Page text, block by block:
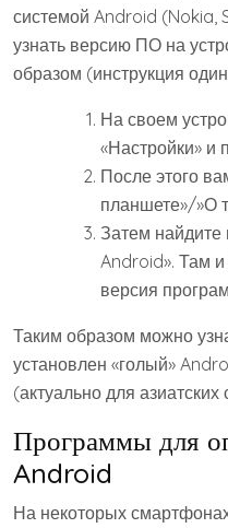
системой Android (Nokia,
узнать версию ПО на
образом (инструкция
На своем
«Настройки» и
После этого
планшете»/»О
Затем найдите
Android». Там и
версия
Таким образом можно
установлен «голый»
(актуально для
Программы для
Android
На некоторых